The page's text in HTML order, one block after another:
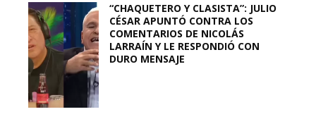
“CHAQUETERO Y CLASISTA”: JULIO
CÉSAR APUNTÓ CONTRA LOS
COMENTARIOS DE NICOLÁS
LARRAÍN Y LE RESPONDIÓ CON
DURO MENSAJE